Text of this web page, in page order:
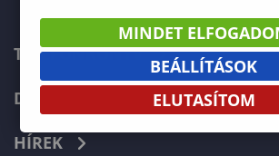
TELEFONKÖNYV
DOKUMENTUMOK
HÍREK
MINDET
BEÁLLÍTÁSOK
ELUTASÍTOM